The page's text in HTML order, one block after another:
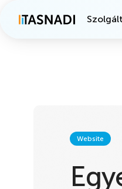
Website